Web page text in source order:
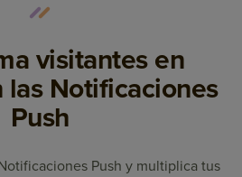
visitantes en
las Notificaciones
Push
Push y multiplica tus